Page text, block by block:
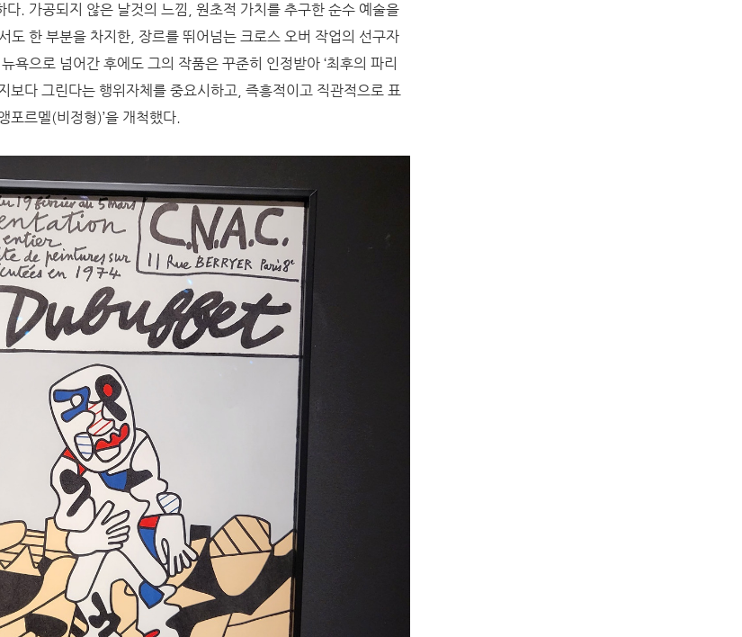
. 가공되지 않은 날것의 느낌, 원초적 가치를 추구한 순수 예술을
도 한 부분을 차지한, 장르를 뛰어넘는 크로스 오버 작업의 선구자
욕으로 넘어간 후에도 그의 작품은 꾸준히 인정받아 ‘최후의 파리
보다 그린다는 행위자체를 중요시하고, 즉흥적이고 직관적으로 표
포르멜(비정형)’을 개척했다.